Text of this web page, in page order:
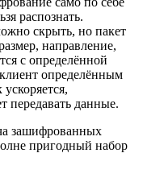
распознать.
скрыть, но пакет
направление,
с определённой
определённым
передавать данные.
зашифрованных
пригодный набор